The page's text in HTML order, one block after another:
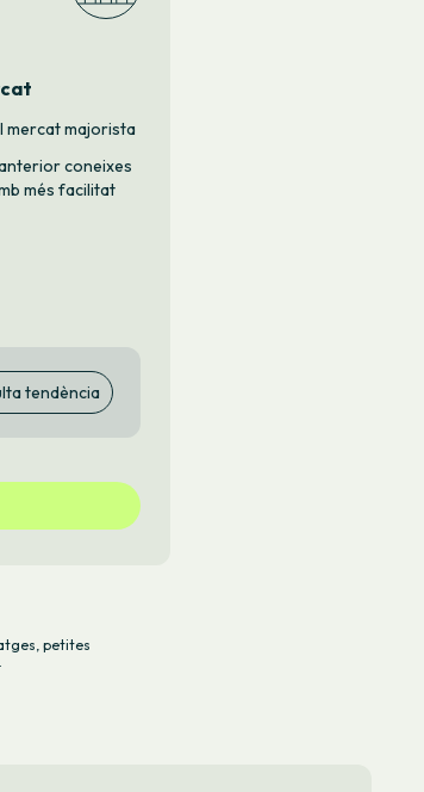
mercat majorista
coneixes
més facilitat
tendència
petites